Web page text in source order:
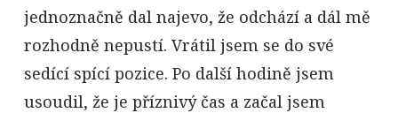
jednoznačně dal najevo, že odchází a dál mě
rozhodně nepustí. Vrátil jsem se do své
sedící spící pozice. Po další hodině jsem
usoudil, že je příznivý čas a začal jsem